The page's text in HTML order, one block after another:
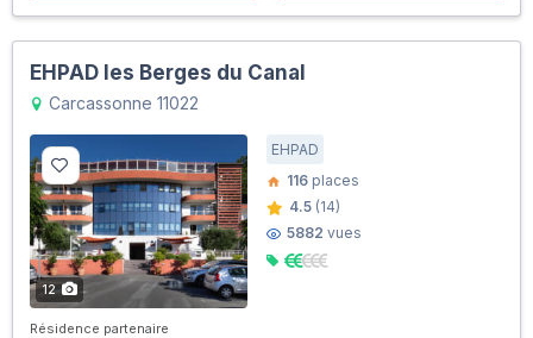
EHPAD les Berges du Canal
Carcassonne 11022
12
EHPAD
116 places
4.5 (14)
5882 vues
Résidence partenaire